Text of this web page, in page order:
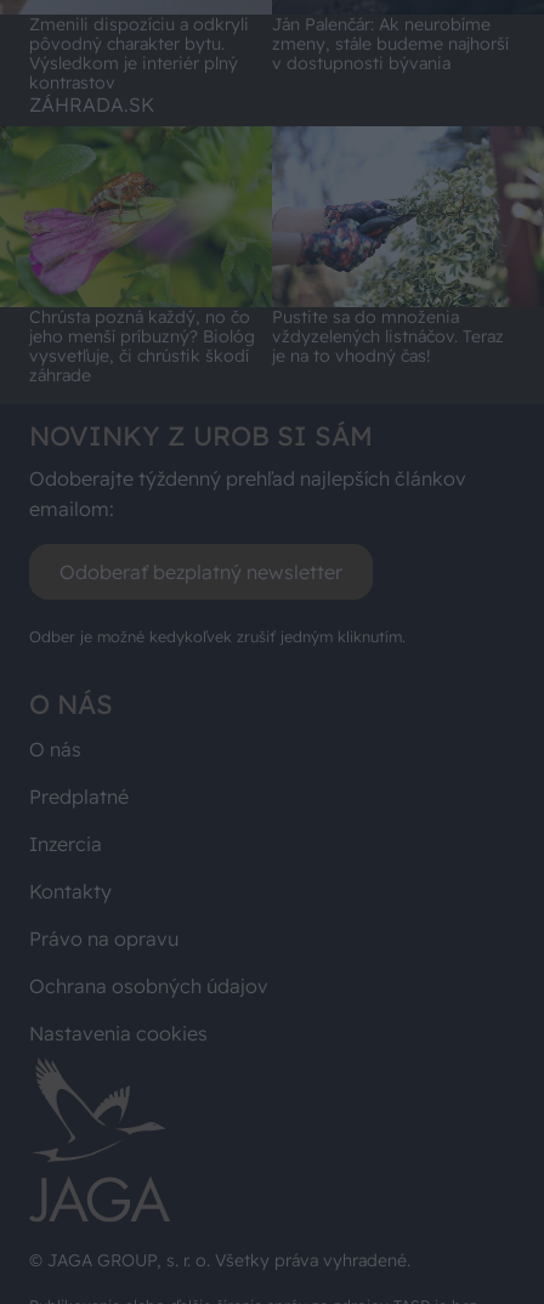
Zmenili dispozíciu a odkryli
pôvodný charakter bytu.
Výsledkom je interiér plný
kontrastov
Ján Palenčár: Ak neurobíme
zmeny, stále budeme najhorší
v dostupnosti bývania
ZÁHRADA.SK
Chrústa pozná každý, no čo
jeho menší príbuzný? Biológ
vysvetľuje, či chrústik škodí
záhrade
Pustite sa do množenia
vždyzelených listnáčov. Teraz
je na to vhodný čas!
© JAGA GROUP, s. r. o. Všetky práva vyhradené.
O NÁS
O nás
Predplatné
Inzercia
Kontakty
Právo na opravu
Ochrana osobných údajov
Nastavenia cookies
NOVINKY Z UROB SI SÁM
Odoberajte týždenný prehľad najlepších článkov
emailom:
Odoberať bezplatný newsletter
Odber je možné kedykoľvek zrušiť jedným kliknutím.